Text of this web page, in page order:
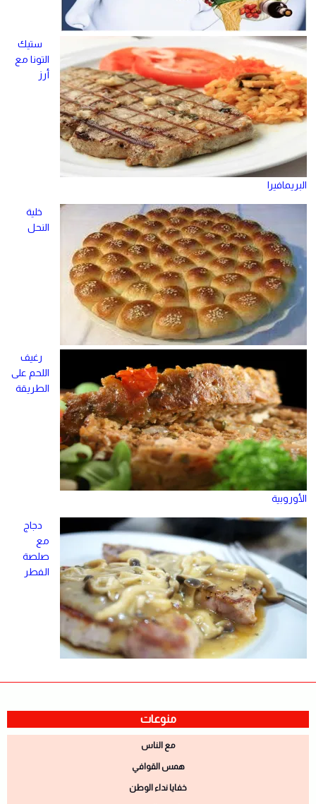
ستيك
التونا مع
أرز
البريمافيرا
خلية
النحل
رغيف
اللحم على
الطريقة
الأوروبية
دجاج
مع
صلصة
الفطر
منوعات
مع الناس
همس القوافي
خفايا نداء الوطن